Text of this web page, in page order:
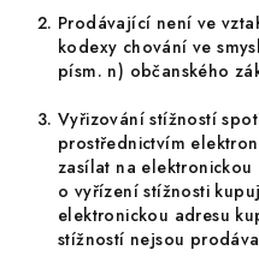
Prodávající není ve
kodexy chování ve
písm. n) občanského
Vyřizování stížností
prostřednictvím
zasílat na
o vyřízení stížnosti
elektronickou adresu
stížností nejsou